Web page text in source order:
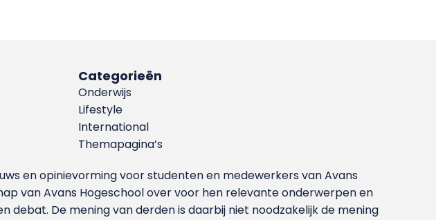
Categorieën
Onderwijs
Lifestyle
International
Themapagina’s
en opinievorming voor studenten en medewerkers van Avans
van Avans Hogeschool over voor hen relevante onderwerpen en
debat. De mening van derden is daarbij niet noodzakelijk de mening